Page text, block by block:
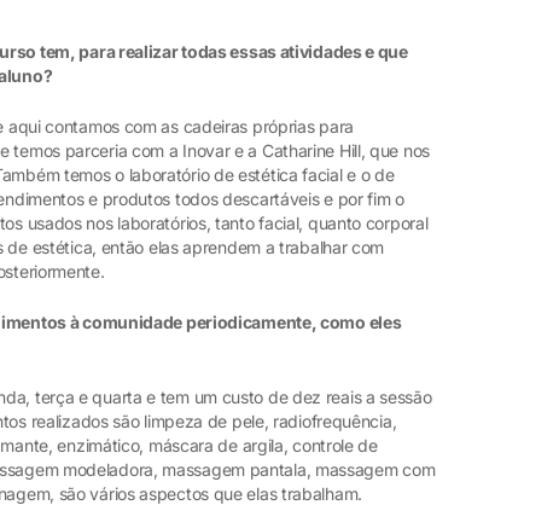
tem, para realizar todas essas atividades e que
aqui contamos com as cadeiras próprias para
temos parceria com a Inovar e a Catharine Hill, que nos
temos o laboratório de estética facial e o de
e produtos todos descartáveis e por fim o
usados nos laboratórios, tanto facial, quanto corporal
estética, então elas aprendem a trabalhar com
à comunidade periodicamente, como eles
terça e quarta e tem um custo de dez reais a sessão
realizados são limpeza de pele, radiofrequência,
enzimático, máscara de argila, controle de
modeladora, massagem pantala, massagem com
são vários aspectos que elas trabalham.